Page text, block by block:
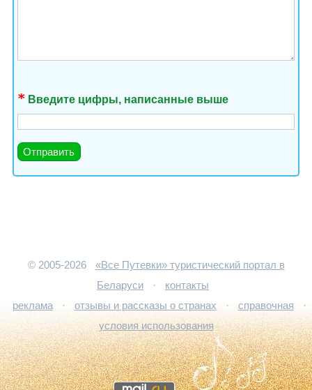
Введите цифры, написанные выше
© 2005-2026
«Все Путевки» туристический портал в
Беларуси
·
контакты
реклама
· отзывы и рассказы о странах · справочная
·
условия использования